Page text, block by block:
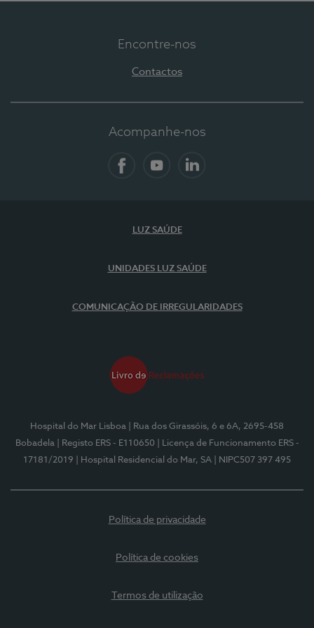
Encontre-nos
Contactos
Acompanhe-nos
LUZ SAÚDE
UNIDADES LUZ SAÚDE
COMUNICAÇÃO DE IRREGULARIDADES
Hospital do Mar Lisboa
| Rua dos Girassóis, 6 e 6A, 2695-458
Bobadela
| Registo ERS - E110650
| Licença de Funcionamento ERS -
17181/2019
| Hospital Residencial do Mar, SA | NIPC507 397 495
Política de privacidade
Política de cookies
Termos de utilização